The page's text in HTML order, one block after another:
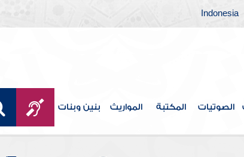
Indonesia
الصوتيات المكتبة المواريث بنين وبنات